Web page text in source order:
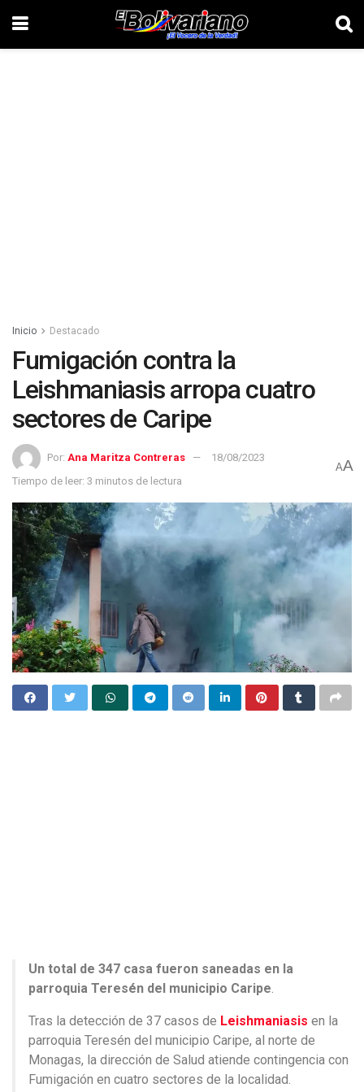
Inicio Destacado
Fumigación contra la
Leishmaniasis arropa cuatro
sectores de Caripe
Por: Ana Maritza Contreras
18/08/2023
Tiempo de leer: 3 minutos de lectura
AA
Un total de 347 casa fueron saneadas en la
parroquia Teresén del municipio Caripe
Tras la detección de 37 casos de Leishmaniasis en la
parroquia Teresén del municipio Caripe, al norte de
Monagas, la dirección de Salud atiende contingencia con
Fumigación en cuatro sectores de la localidad.